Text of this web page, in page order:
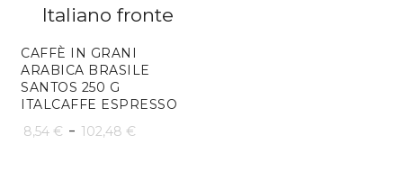
102,48 €
CAFFÈ IN GRANI
ARABICA BRASILE
SANTOS 250 G
ITALCAFFE ESPRESSO
8,54 € - 102,48 €